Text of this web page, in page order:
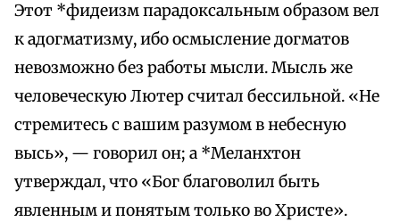
Этот *фидеизм парадоксальным образом вел
к адогматизму, ибо осмысление догматов
невозможно без работы мысли. Мысль же
человеческую Лютер считал бессильной. «Не
стремитесь с вашим разумом в небесную
высь», — говорил он; а *Меланхтон
утверждал, что «Бог благоволил быть
явленным и понятым только во Христе».